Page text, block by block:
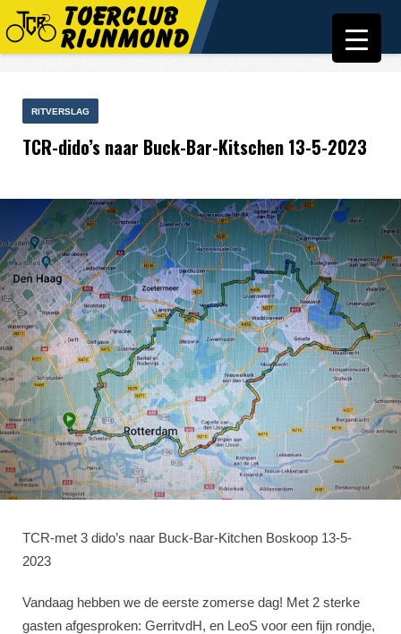
RITVERSLAG
TCR-dido’s naar Buck-Bar-Kitschen 13-5-2023
TCR-met 3 dido’s naar Buck-Bar-Kitchen Boskoop 13-5-
2023
Vandaag hebben we de eerste zomerse dag! Met 2 sterke
gasten afgesproken: GerritvdH, en LeoS voor een fijn rondje,